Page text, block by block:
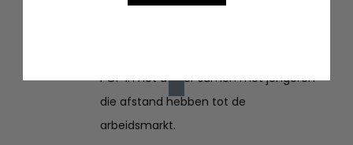
Inclusief
POP in het atelier samen met jongeren
die afstand hebben tot de
arbeidsmarkt.